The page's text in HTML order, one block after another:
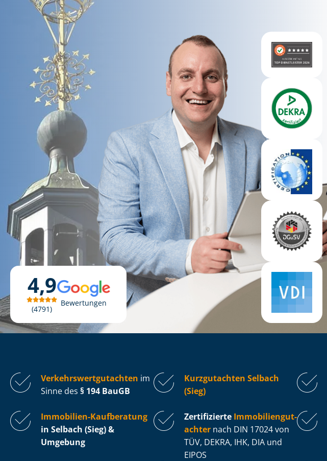
4,9
4791
Bewertungen
Ver­kehrs­wert­gut­ach­ten im
Sinne des § 194 BauGB
Kurzgutachten Selbach
(Sieg)
Immobilien-Kaufberatung
in Selbach (Sieg) &
Umgebung
Zertifizierte Im­mo­bi­li­en­gut­
ach­ter nach DIN 17024 von
TÜV, DEKRA, IHK, DIA und
EIPOS